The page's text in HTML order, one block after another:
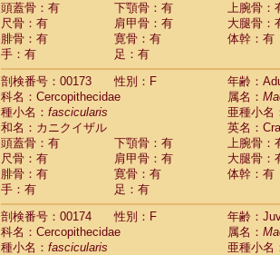
頭蓋骨：有
下顎骨：有
上腕骨：
尺骨：有
肩甲骨：有
大腿骨：
腓骨：有
寛骨：有
体幹：有
手：有
足：有
剖検番号：00173
性別：F
年齢：
科名：Cercopithecidae
属名：
種小名： fascicularis
亜種小名
和名：カニクイザル
英名：
頭蓋骨：有
下顎骨：有
上腕骨：
尺骨：有
肩甲骨：有
大腿骨：
腓骨：有
寛骨：有
体幹：有
手：有
足：有
剖検番号：00174
性別：F
年齢：
科名：Cercopithecidae
属名：
種小名： fascicularis
亜種小名